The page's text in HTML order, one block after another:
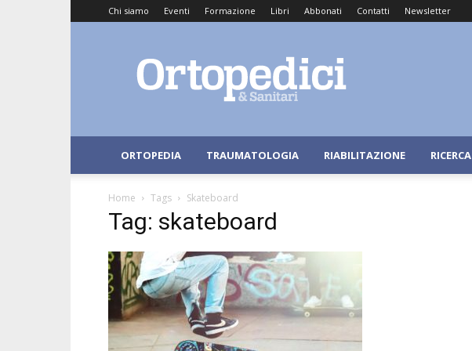
Chi siamo Eventi Formazione Libri Abbonati Contatti Newsletter
e
Sanitari
ORTOPEDIA TRAUMATOLOGIA RIABILITAZIONE RICERCA
Home Tags Skateboard
Tag: skateboard